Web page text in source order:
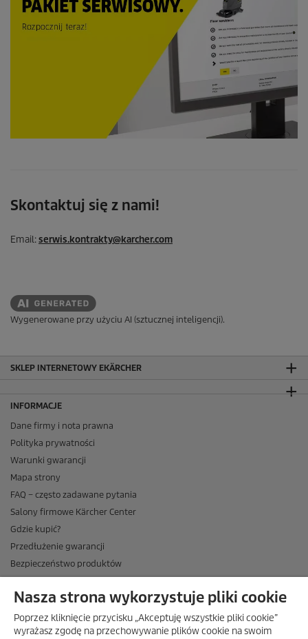
Skontaktuj się z nami!
Email:serwis.kontrakty@karcher.com
Wygenerowane przy użyciu AI (sztucznej inteligencji).
SKLEP INTERNETOWY EKÄRCHER
INFORMACJE
Dane firmy i nota prawna
Polityka prywatności
Warunki gwarancji
Mapa strony
FAQ – często zadawane pytania
Salony firmowe Kärcher Center
Gdzie kupić?
Przedłużenie gwarancji
Bezpieczeństwo produktów
Newsletter Kärcher
ADRES
BIURO OBSŁUGI KLIENTA
Nasza strona wykorzystuje pliki cookie
Poprzez kliknięcie przycisku „Akceptuję wszystkie pliki cookie”
wyrażasz zgodę na przechowywanie plików cookie na swoim